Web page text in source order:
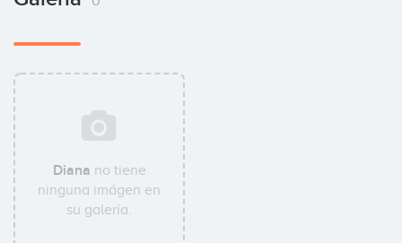
Diana no tiene
ninguna imágen en
su galería.